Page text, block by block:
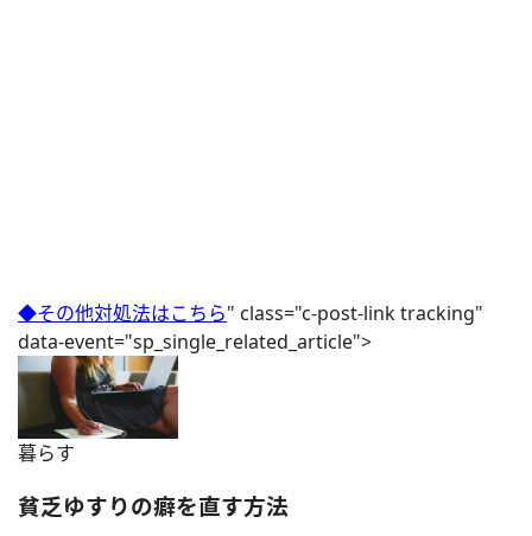
◆その他対処法はこちら" class="c-post-link tracking"
data-event="sp_single_related_article">
暮らす
貧乏ゆすりの癖を直す方法